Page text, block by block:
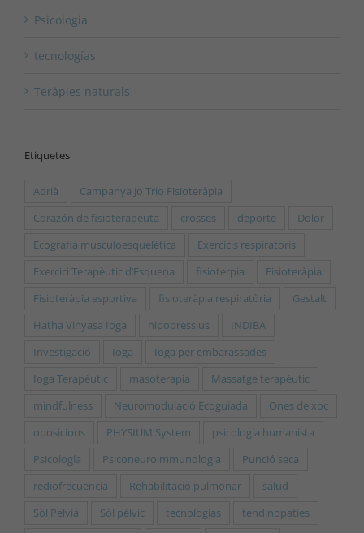
Psicologia
tecnologías
Teràpies naturals
Etiquetes
Adrià
Campanya Jo Trio Fisioteràpia
Corazón de fisioterapeuta
crosses deporte
Dolor
Ecografia musculoesquelètica
Exercicis respiratoris
Exercici Terapèutic d’Esquena
fisioterpia
Fisioteràpia
Fisioteràpia esportiva
fisioteràpia respiratòria
Gestalt
Hatha Vinyasa Ioga
hipopressius
INDIBA
Investigació
Ioga
Ioga per embarassades
Ioga Terapèutic
masoterapia
Massatge terapèutic
mindfulness
Neuromodulació Ecoguiada
Ones de xoc
oposicions
PHYSIUM System
psicologia humanista
Psicología
Psiconeuroimmunologia
Punció seca
rediofrecuencia
Rehabilitació pulmonar
salud
Sòl Pelvià
Sòl pèlvic tecnologías
tendinopaties